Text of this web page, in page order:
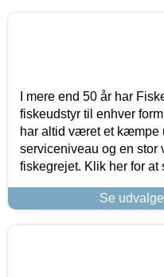
I mere end 50 år har
fiskeudstyr til enhver
har altid været et kæmpe
serviceniveau og en stor
fiskegrejet. Klik her for at
Se